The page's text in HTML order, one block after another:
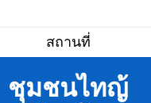
สถานที่
ชุมชนไทญ้